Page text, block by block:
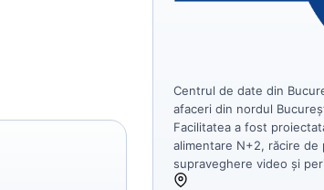
Centrul de date din
afaceri din nordul
Facilitatea a fost
alimentare N+2, răcire de
supraveghere video și